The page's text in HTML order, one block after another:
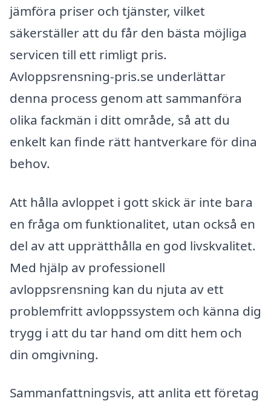
jämföra priser och tjänster, vilket
säkerställer att du får den bästa möjliga
servicen till ett rimligt pris.
Avloppsrensning-pris.se underlättar
denna process genom att sammanföra
olika fackmän i ditt område, så att du
enkelt kan finde rätt hantverkare för dina
behov.
Att hålla avloppet i gott skick är inte bara
en fråga om funktionalitet, utan också en
del av att upprätthålla en god livskvalitet.
Med hjälp av professionell
avloppsrensning kan du njuta av ett
problemfritt avloppssystem och känna dig
trygg i att du tar hand om ditt hem och
din omgivning.
Sammanfattningsvis, att anlita ett företag